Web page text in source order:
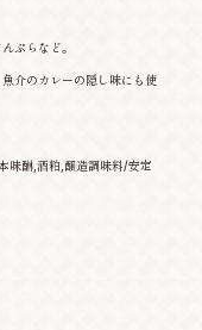
ぷらなど。
介のカレーの隠し味にも使
味醂,酒粕,醸造調味料/安定